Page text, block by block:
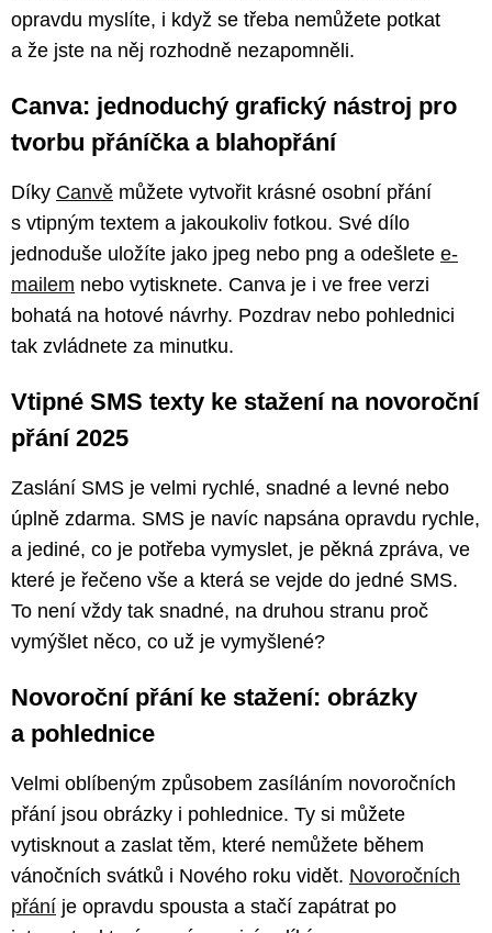
opravdu myslíte, i když se třeba nemůžete potkat
a že jste na něj rozhodně nezapomněli.
Canva: jednoduchý grafický nástroj pro
tvorbu přáníčka a blahopřání
Díky Canvě můžete vytvořit krásné osobní přání
s vtipným textem a jakoukoliv fotkou. Své dílo
jednoduše uložíte jako jpeg nebo png a odešlete e-
mailem nebo vytisknete. Canva je i ve free verzi
bohatá na hotové návrhy. Pozdrav nebo pohlednici
tak zvládnete za minutku.
Vtipné SMS texty ke stažení na novoroční
přání 2025
Zaslání SMS je velmi rychlé, snadné a levné nebo
úplně zdarma. SMS je navíc napsána opravdu rychle,
a jediné, co je potřeba vymyslet, je pěkná zpráva, ve
které je řečeno vše a která se vejde do jedné SMS.
To není vždy tak snadné, na druhou stranu proč
vymýšlet něco, co už je vymyšlené?
Novoroční přání ke stažení: obrázky
a pohlednice
Velmi oblíbeným způsobem zasíláním novoročních
přání jsou obrázky i pohlednice. Ty si můžete
vytisknout a zaslat těm, které nemůžete během
vánočních svátků i Nového roku vidět. Novoročních
přání je opravdu spousta a stačí zapátrat po